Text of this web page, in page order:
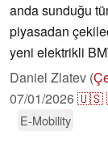
anda sunduğu
piyasadan
yeni elektrikli
Daniel Zlatev (
07/01/2026🇺🇸
E-Mobility